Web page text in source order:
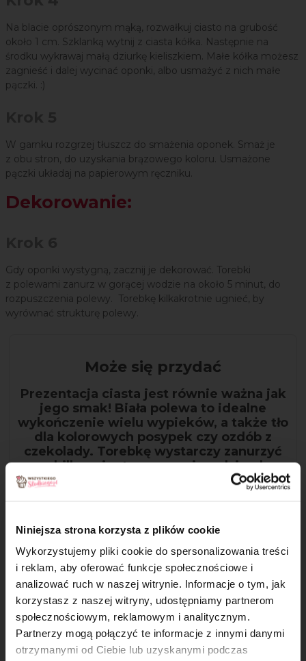
Niniejsza strona korzysta z plików cookie
Wykorzystujemy pliki cookie do spersonalizowania treści
i reklam, aby oferować funkcje społecznościowe i
analizować ruch w naszej witrynie. Informacje o tym, jak
korzystasz z naszej witryny, udostępniamy partnerom
społecznościowym, reklamowym i analitycznym.
Partnerzy mogą połączyć te informacje z innymi danymi
otrzymanymi od Ciebie lub uzyskanymi podczas
Na blacie oprószonym mąką, rozwałkuj ciasto na grubość
około 1 cm. Szklanką wytnij z ciasta kółka. Następnie na
środku wykrawaj małą dziurkę kieliszkiem. Małe kółka możesz
zagnieść i dalej wycinać oponki, albo usmażyć z nich małe
pączki. :)
W garnku rozgrzej tłuszcz do smażenia oponek. Smaż je
z obu stron, do uzyskania brązowego koloru. Usmażone
pączki układaj na papierowym ręczniku.
Dekorowanie:
Gdy oponki wystygną, zacznij je dekorować. Torebki
z polewami zanurz w gorącej wodzie na około 5 minut, do
rozpuszczenia polewy. Torebkę kilkakrotnie ugnieć, by
wyrównać strukturę polewy.
Może się przydać
Prezentacja ciasta jest równie ważna jak
jego smak! Biała polewa to idealne
wykończenie wielu wypieków, a także tło
dla kolorowych posypek czy ozdób z
czekolady. Torebkę wystarczy zanurzyć
na kilka minut w gorącej wodzie, do
momentu całkowitego rozpuszczenia.
×